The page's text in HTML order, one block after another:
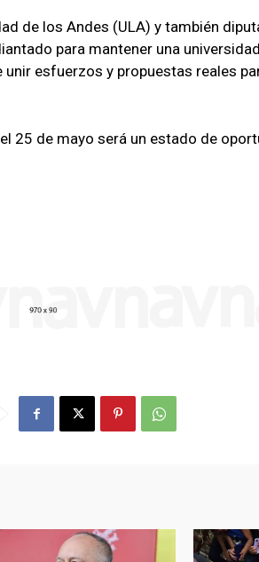
de los Andes (ULA) y también
para mantener una
esfuerzos y propuestas reales
25 de mayo será un estado de